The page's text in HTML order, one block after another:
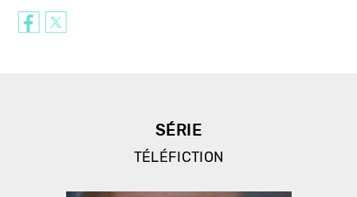
SÉRIE
TÉLÉFICTION